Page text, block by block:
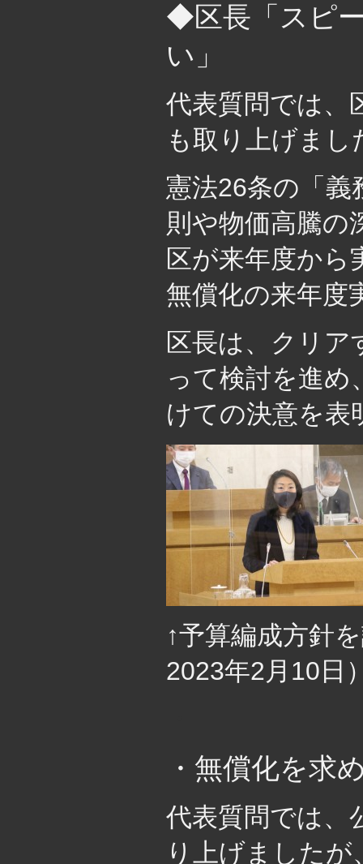
◆区長「スピ
い」
代表質問では、
も取り上げまし
憲法26条の「
則や物価高騰の
区が来年度から
無償化の来年度
区長は、クリ
って検討を進め
けての決意を表
↑予算編成方針
2023年2月10日
・無償化を求
代表質問では、
り上げました